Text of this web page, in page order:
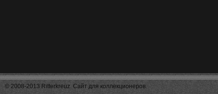
© 2008-2013 Ritterkreuz. Сайт для коллекционеров.